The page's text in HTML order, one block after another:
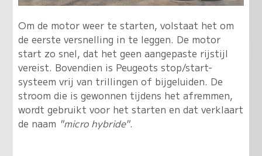
Om de motor weer te starten, volstaat het om
de eerste versnelling in te leggen. De motor
start zo snel, dat het geen aangepaste rijstijl
vereist. Bovendien is Peugeots stop/start-
systeem vrij van trillingen of bijgeluiden. De
stroom die is gewonnen tijdens het afremmen,
wordt gebruikt voor het starten en dat verklaart
de naam "micro hybride".